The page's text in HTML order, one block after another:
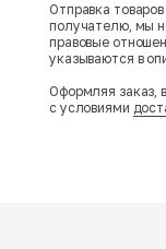
Отправка
получателю, мы
правовые
указываются в
Оформляя заказ,
с условиями